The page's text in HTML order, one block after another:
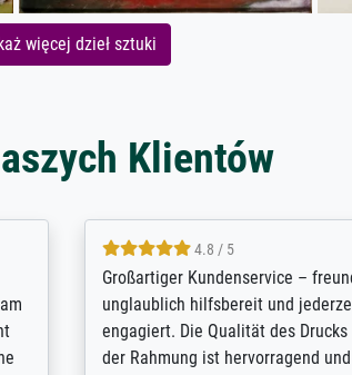
więcej dzieł sztuki
Klientów
5 / 5
Outstanding quality and customer
support. - the quality of the printing
excellent and difficult to
from the real thing; it will be my